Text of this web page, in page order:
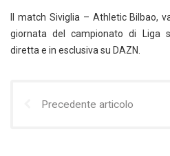
Il match Siviglia – Athletic Bilbao,
giornata del campionato di Liga
diretta e in esclusiva su DAZN.
Precedente articolo